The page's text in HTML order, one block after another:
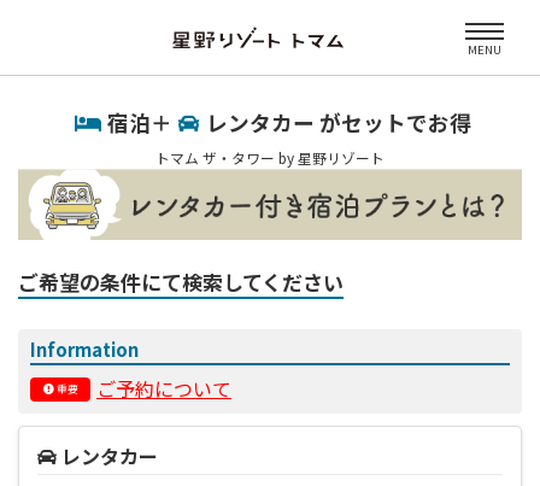
MENU
宿泊＋ レンタカー がセットでお得
トマム ザ・タワー by 星野リゾート
ご希望の条件にて検索してください
Information
重要 ご予約について
レンタカー